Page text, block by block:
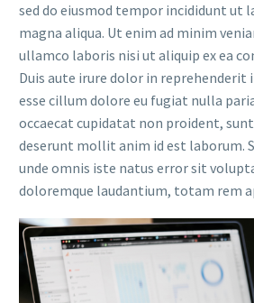
sed do eiusmod tempor incididunt ut
magna aliqua. Ut enim ad minim
ullamco laboris nisi ut aliquip ex ea
Duis aute irure dolor in
esse cillum dolore eu fugiat nulla
occaecat cupidatat non proident,
deserunt mollit anim id est laborum.
unde omnis iste natus error sit
doloremque laudantium, totam rem